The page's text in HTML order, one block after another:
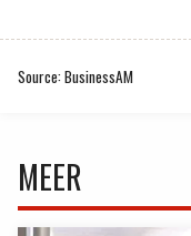
Source: BusinessAM
MEER